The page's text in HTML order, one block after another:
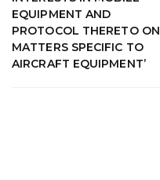
EQUIPMENT AND
PROTOCOL THERETO ON
MATTERS SPECIFIC TO
AIRCRAFT EQUIPMENT’